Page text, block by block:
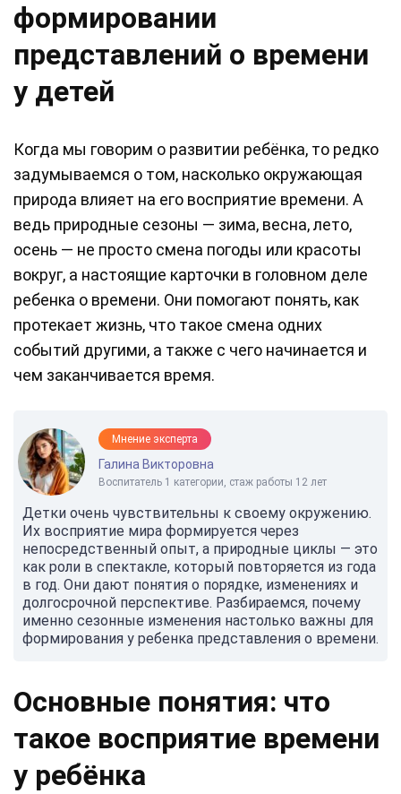
формировании
представлений о времени
у детей
Когда мы говорим о развитии ребёнка, то редко
задумываемся о том, насколько окружающая
природа влияет на его восприятие времени. А
ведь природные сезоны — зима, весна, лето,
осень — не просто смена погоды или красоты
вокруг, а настоящие карточки в головном деле
ребенка о времени. Они помогают понять, как
протекает жизнь, что такое смена одних
событий другими, а также с чего начинается и
чем заканчивается время.
Мнение эксперта
Галина Викторовна
Воспитатель 1 категории, стаж работы 12 лет
Детки очень чувствительны к своему окружению.
Их восприятие мира формируется через
непосредственный опыт, а природные циклы — это
как роли в спектакле, который повторяется из года
в год. Они дают понятия о порядке, изменениях и
долгосрочной перспективе. Разбираемся, почему
именно сезонные изменения настолько важны для
формирования у ребенка представления о времени.
Основные понятия: что
такое восприятие времени
у ребёнка